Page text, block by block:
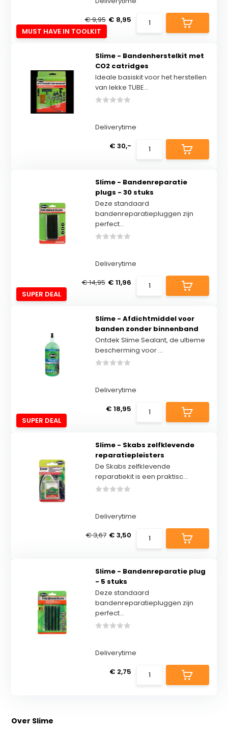
MUST HAVE IN TOOLKIT
€ 9,95 € 8,95
Slime - Bandenherstelkit met
CO2 catridges
Ideale basiskit voor het herstellen
van lekke TUBE...
Deliverytime
€ 30,-
SUPER DEAL
Slime - Bandenreparatie
plugs - 30 stuks
Deze standaard
bandenreparatiepluggen zijn
perfect...
Deliverytime
€ 14,95 € 11,96
SUPER DEAL
Slime - Afdichtmiddel voor
banden zonder binnenband
Ontdek Slime Sealant, de ultieme
bescherming voor ...
Deliverytime
€ 18,95
Slime - Skabs zelfklevende
reparatiepleisters
De Skabs zelfklevende
reparatiekit is een praktisc...
Deliverytime
€ 3,67 € 3,50
Slime - Bandenreparatie plug
- 5 stuks
Deze standaard
bandenreparatiepluggen zijn
perfect...
Deliverytime
€ 2,75
Over Slime